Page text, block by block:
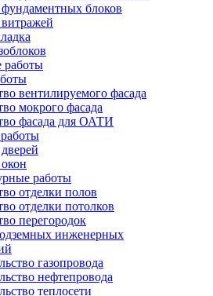
блоков
вентилируемого фасада
мокрого фасада
фасада для ОАТИ
работы
отделки полов
отделки потолков
перегородок
инженерных
газопровода
нефтепровода
теплосети